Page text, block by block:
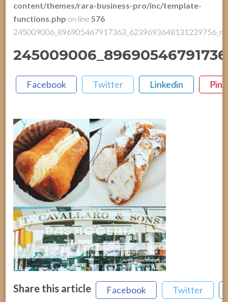
content/themes/rara-business-pro/inc/template-
functions.php on line576
245009006_896905467917363_6239693648131239756_n
Facebook Twitter Linkedin
Share this article Facebook Twitter